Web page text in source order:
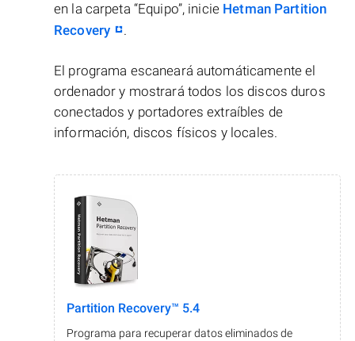
en la carpeta “Equipo”, inicie Hetman Partition
Recovery
.
El programa escaneará automáticamente el
ordenador y mostrará todos los discos duros
conectados y portadores extraíbles de
información, discos físicos y locales.
Partition Recovery™ 5.4
Programa para recuperar datos eliminados de